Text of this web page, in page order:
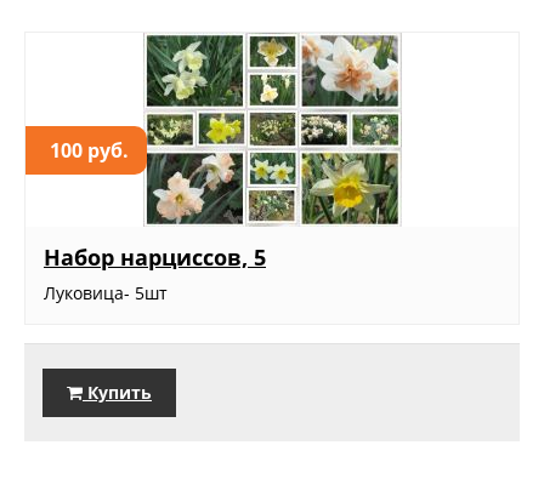
100 руб.
Набор нарциссов, 5
Луковица- 5шт
Купить